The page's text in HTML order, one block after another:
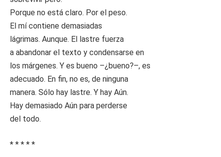
Porque no está claro. Por el peso.
El mí contiene demasiadas
lágrimas. Aunque. El lastre fuerza
a abandonar el texto y condensarse en
los márgenes. Y es bueno –¿bueno?–, es
adecuado. En fin, no es, de ninguna
manera. Sólo hay lastre. Y hay Aún.
Hay demasiado Aún para perderse
del todo.
* * * * *